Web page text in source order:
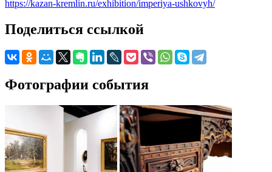
https://kazan-kremlin.ru/exhibition/imperiya-ushkovyh/
Поделиться ссылкой
Фотографии события